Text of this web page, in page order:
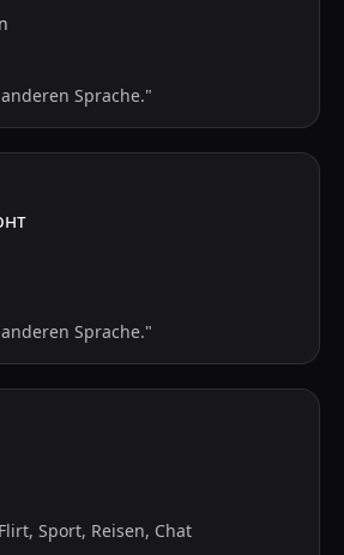
Sprache."
Sprache."
Sport, Reisen, Chat